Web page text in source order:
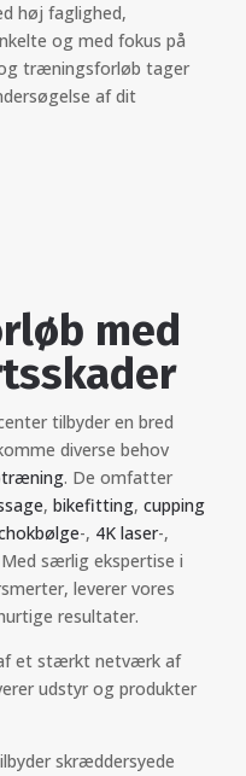
høj faglighed,
og med fokus på
træningsforløb tager
af dit
med
tilbyder en bred
diverse behov
. De omfatter
, bikefitting, cupping
-, 4K laser-,
særlig ekspertise i
leverer vores
resultater.
et stærkt netværk af
udstyr og produkter
skræddersyede